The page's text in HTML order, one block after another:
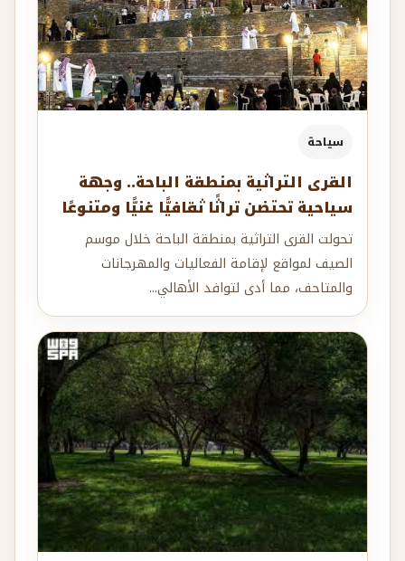
سياحة
القرى التراثية بمنطقة الباحة.. وجهة
سياحية تحتضن تراثًا ثقافيًّا غنيًّا ومتنوعًا
تحولت القرى التراثية بمنطقة الباحة خلال موسم
الصيف لمواقع لإقامة الفعاليات والمهرجانات
والمتاحف، مما أدى لتوافد الأهالي...